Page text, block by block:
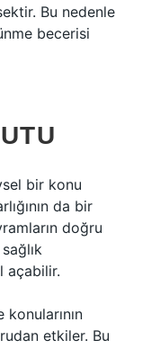
Bu nedenle
becerisi
bir konu
da bir
doğru
açabilir.
etkiler. Bu